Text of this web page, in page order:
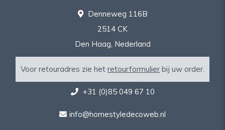
Denneweg 116B
2514 CK
Den Haag, Nederland
Voor retouradres zie het retourformulier bij uw order.
+31 (0)85 049 67 10
info@homestyledecoweb.nl